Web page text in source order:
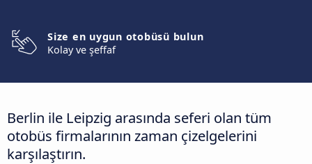
Size en uygun otobüsü bulun
Kolay ve şeffaf
Berlin ile Leipzig arasında seferi olan tüm
otobüs firmalarının zaman çizelgelerini
karşılaştırın.